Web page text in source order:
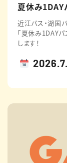
夏休み1DAY
近江バス・湖国
｢夏休み1DAYパ
します！